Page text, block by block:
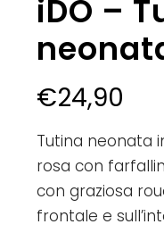
iDO –
€24,90
Tutina neonata
rosa con
con graziosa
frontale e